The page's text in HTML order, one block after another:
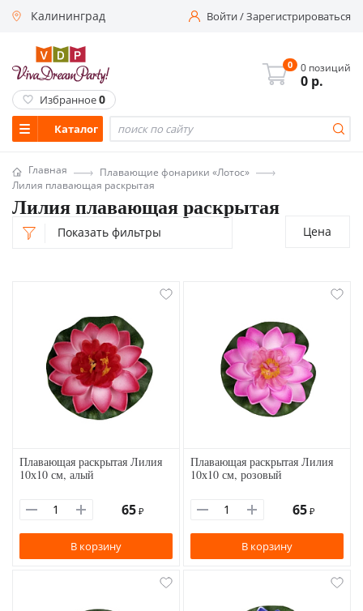
Калининград Войти/Зарегистрироваться
Каталог
0 0 позиций
0 р.
Избранное0
Главная
Плавающие фонарики «Лотос»
Лилия плавающая раскрытая
Лилия плавающая раскрытая
Показать фильтры Цена
Плавающая раскрытая Лилия
10х10 см, алый
65 ₽
В корзину
Плавающая раскрытая Лилия
10х10 см, розовый
65 ₽
В корзину